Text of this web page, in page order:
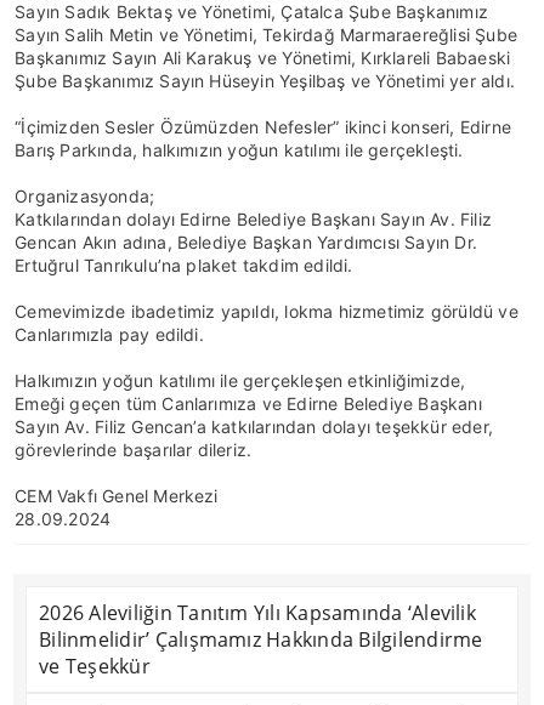
Sayın Sadık Bektaş ve Yönetimi, Çatalca Şube Başkanımız
Sayın Salih Metin ve Yönetimi, Tekirdağ Marmaraereğlisi Şube
Başkanımız Sayın Ali Karakuş ve Yönetimi, Kırklareli Babaeski
Şube Başkanımız Sayın Hüseyin Yeşilbaş ve Yönetimi yer aldı.
“İçimizden Sesler Özümüzden Nefesler” ikinci konseri, Edirne
Barış Parkında, halkımızın yoğun katılımı ile gerçekleşti.
Organizasyonda;
Katkılarından dolayı Edirne Belediye Başkanı Sayın Av. Filiz
Gencan Akın adına, Belediye Başkan Yardımcısı Sayın Dr.
Ertuğrul Tanrıkulu’na plaket takdim edildi.
Cemevimizde ibadetimiz yapıldı, lokma hizmetimiz görüldü ve
Canlarımızla pay edildi.
Halkımızın yoğun katılımı ile gerçekleşen etkinliğimizde,
Emeği geçen tüm Canlarımıza ve Edirne Belediye Başkanı
Sayın Av. Filiz Gencan’a katkılarından dolayı teşekkür eder,
görevlerinde başarılar dileriz.
CEM Vakfı Genel Merkezi
28.09.2024
2026 Aleviliğin Tanıtım Yılı Kapsamında ‘Alevilik
Bilinmelidir’ Çalışmamız Hakkında Bilgilendirme
ve Teşekkür